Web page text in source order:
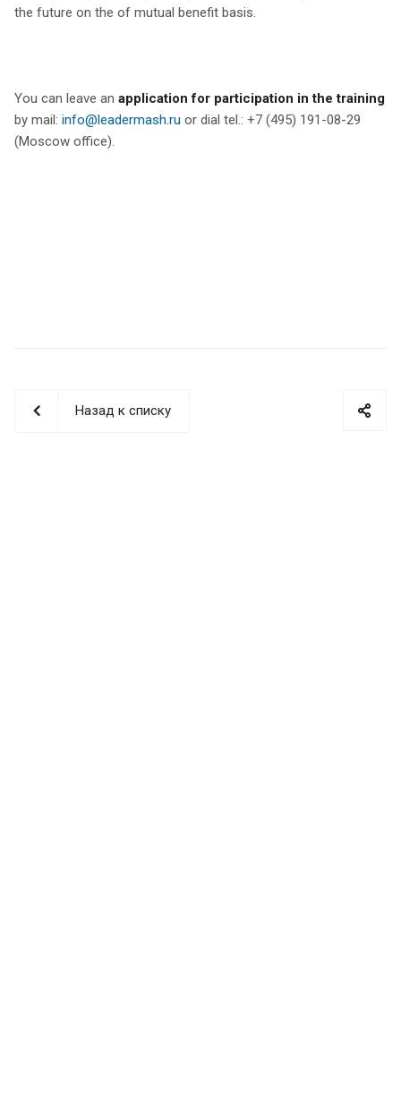
the future on the of mutual benefit basis.
You can leave an application for participation in the training
by mail: info@leadermash.ru or dial tel.: +7 (495) 191-08-29
(Moscow office).
Назад к списку